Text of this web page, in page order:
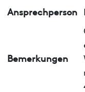
Ansprechperson
Bemerkungen